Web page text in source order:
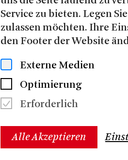
Service zu bieten. Legen
zulassen möchten. Ihre
den Footer der Website
Externe Medien
Optimierung
Erforderlich
Alle Akzeptieren